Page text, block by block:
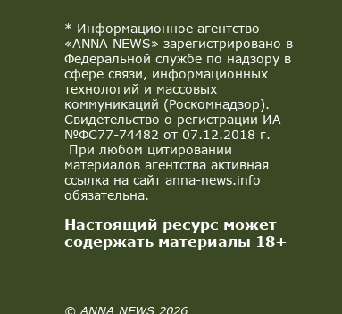
* Информационное агентство
«ANNA NEWS» зарегистрировано в
Федеральной службе по надзору в
сфере связи, информационных
технологий и массовых
коммуникаций (Роскомнадзор).
Свидетельство о регистрации ИА
№ФС77-74482 от 07.12.2018 г.
При любом цитировании
материалов агентства активная
ссылка на сайт anna-news.info
обязательна.
Настоящий ресурс может
содержать материалы 18+
© ANNA NEWS 2026